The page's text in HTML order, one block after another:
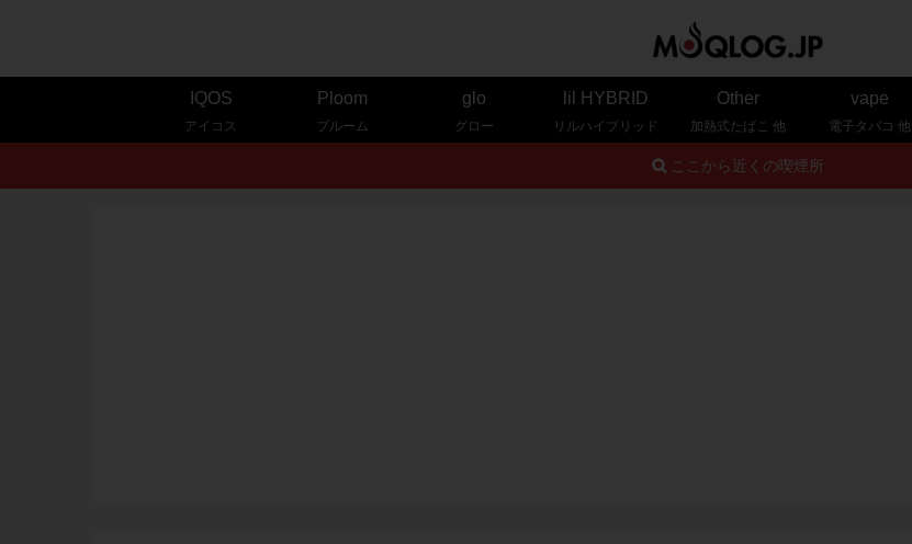
IQOS
アイコス
Ploom
プルーム
glo
グロー
lil HYBRID
リルハイブリッド
Other
加熱式たばこ 他
vape
電子タバコ 他
ここから近くの喫煙所